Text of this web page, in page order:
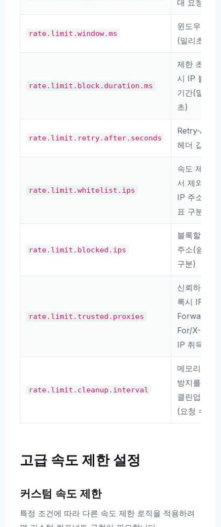
대 요청 수
rate.limit.window.ms
윈도우 크기
(밀리초)
rate.limit.block.duration.ms
제한 초과
시 IP 블록
기간(밀리
초)
rate.limit.retry.after.seconds
Retry-After
헤더 값(초)
rate.limit.whitelist.ips
속도 제한에
서 제외할
IP 주소(쉼
표 구분)
rate.limit.blocked.ips
블록할 IP
주소(쉼표
구분)
rate.limit.trusted.proxies
신뢰하는 프
록시 IP(X-
Forwarded-
For/X-Real-
IP 취득원)
rate.limit.cleanup.interval
메모리 누수
방지를 위한
클린업 간격
(요청 수)
고급 속도 제한 설정
커스텀 속도 제한
특정 조건에 따라 다른 속도 제한 로직을 적용하려